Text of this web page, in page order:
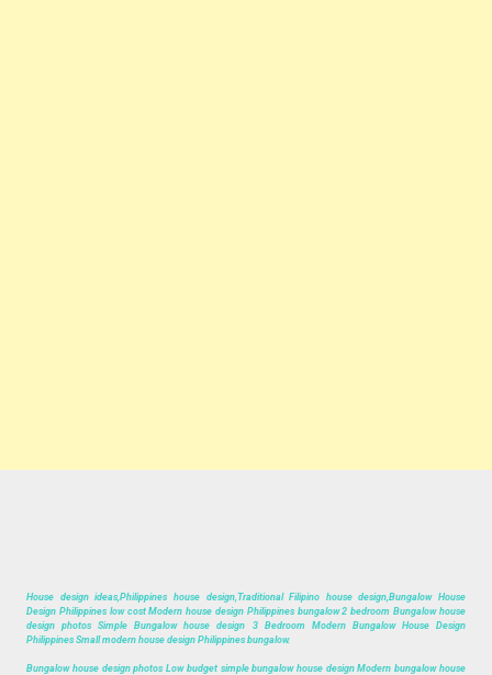
House design ideas,Philippines house design,Traditional Filipino house design,Bungalow House
Design Philippines low cost Modern house design Philippines bungalow 2 bedroom Bungalow house
design photos Simple Bungalow house design 3 Bedroom Modern Bungalow House Design
Philippines Small modern house design Philippines bungalow.
Bungalow house design photos Low budget simple bungalow house design Modern bungalow house